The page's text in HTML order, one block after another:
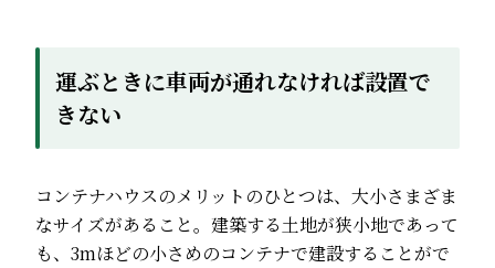
運ぶときに車両が通れなければ設置で
きない
コンテナハウスのメリットのひとつは、大小さまざま
なサイズがあること。建築する土地が狭小地であって
も、3mほどの小さめのコンテナで建設することがで